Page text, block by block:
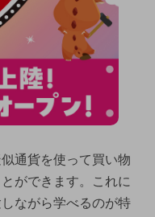
通貨を使って買い物
ができます。これに
ながら学べるのが特